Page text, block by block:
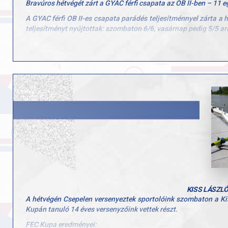
Bravúros hétvégét zárt a GYAC férfi csapata az OB II-ben – 11
A GYAC férfi OB II-es csapata parádés teljesítménnyel zárta
teljesítményt nyújtottak: szombaton 6/6, vasárnap pedig 5/5
A csapat tagjai: Molnár Máté, Vörös Kristóf, Eisenkolb Máté,
Gratulálunk minden csapattagnak és felkészítő edzőnek! Sok
KISS
A hétvégén Csepelen versenyeztek sportolóink szombaton a
Kupán tanuló 14 éves versenyzőink vettek részt.
FEC Kupa eredményei: